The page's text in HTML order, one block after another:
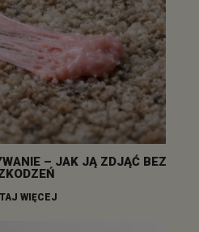
– JAK JĄ ZDJĄĆ BEZ
WIĘCEJ